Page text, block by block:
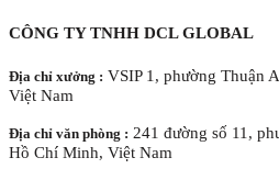
CÔNG TY TNHH DCL GLOBAL
Địa chỉ xưởng : VSIP 1, phường Thuận
Việt Nam
Địa chỉ văn phòng : 241 đường số 11,
Hồ Chí Minh, Việt Nam